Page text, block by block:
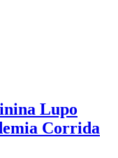
Lupo
Corrida